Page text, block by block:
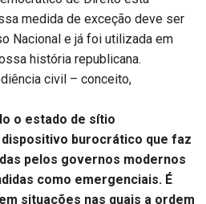
medida de exceção deve ser
Nacional e já foi utilizada em
história republicana.
civil – conceito,
o estado de sítio
burocrático que faz
pelos governos modernos
como emergenciais. É
situações nas quais a ordem